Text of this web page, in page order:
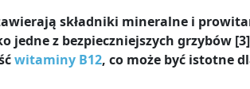
składniki mineralne i
jedne z bezpieczniejszych grzybów
witaminy B12, co może być istotne